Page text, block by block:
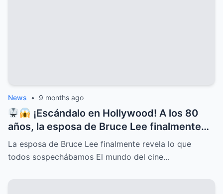
News • 9 months ago
¡Escándalo en Hollywood! A los 80
años, la esposa de Bruce Lee finalmente
rompe el silencio y revela lo que todos
sospechábamos: secretos ocultos,
La esposa de Bruce Lee finalmente revela lo que
todos sospechábamos El mundo del cine…